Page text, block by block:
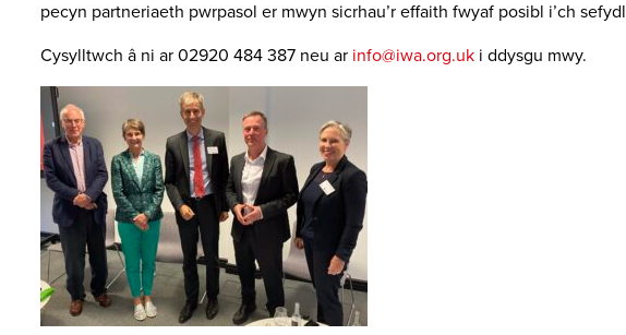
pecyn partneriaeth pwrpasol er mwyn sicrhau’r effaith fwyaf posibl i’ch
Cysylltwch â ni ar 02920 484 387 neu ar info@iwa.org.uk i ddysgu mwy.